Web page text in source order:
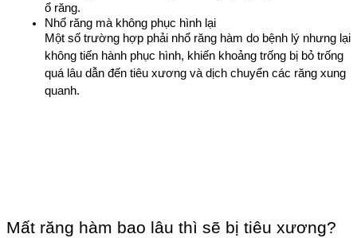
ổ răng.
Nhổ răng mà không phục hình lại
Một số trường hợp phải nhổ răng hàm do bệnh lý nhưng lại
không tiến hành phục hình, khiến khoảng trống bị bỏ trống
quá lâu dẫn đến tiêu xương và dịch chuyển các răng xung
quanh.
Mất răng hàm bao lâu thì sẽ bị tiêu xương?